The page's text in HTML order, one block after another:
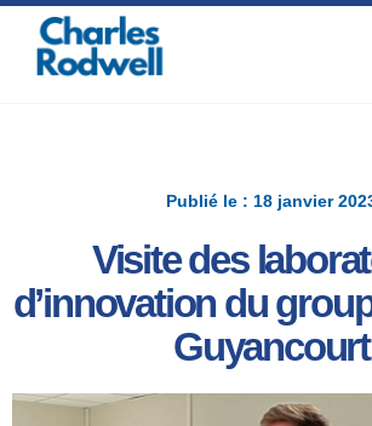
Publié le : 18 janvier
Visite des
d’innovation du
Guyancourt